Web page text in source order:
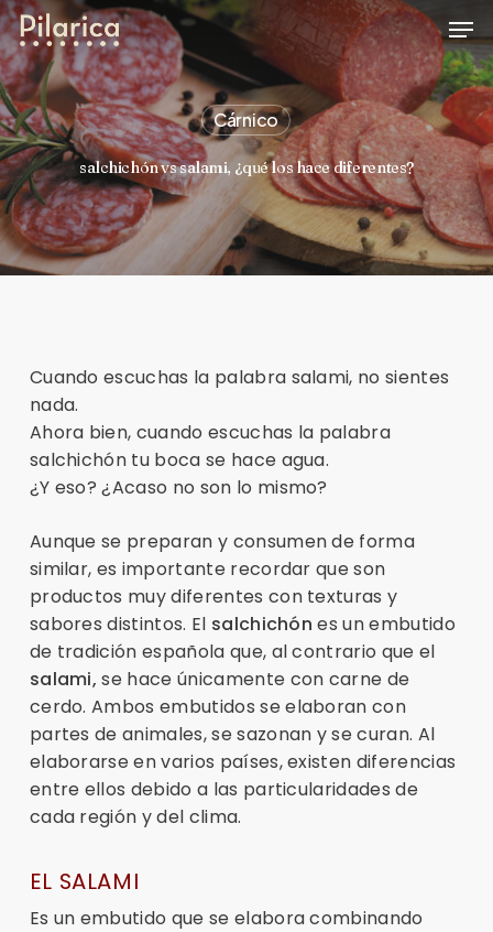
Skip
to
main
content
Cárnico
salchichón vs salami, ¿qué los hace diferentes?
Cuando escuchas la palabra salami, no sientes
nada.
Ahora bien, cuando escuchas la palabra
salchichón tu boca se hace agua.
¿Y eso? ¿Acaso no son lo mismo?
Aunque se preparan y consumen de forma
similar, es importante recordar que son
productos muy diferentes con texturas y
sabores distintos. El salchichón es un embutido
de tradición española que, al contrario que el
salami, se hace únicamente con carne de
cerdo. Ambos embutidos se elaboran con
partes de animales, se sazonan y se curan. Al
elaborarse en varios países, existen diferencias
entre ellos debido a las particularidades de
cada región y del clima.
EL SALAMI
Es un embutido que se elabora combinando